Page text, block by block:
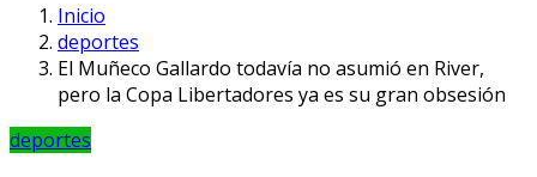
Inicio
deportes
El Muñeco Gallardo todavía no asumió en River,
pero la Copa Libertadores ya es su gran obsesión
deportes